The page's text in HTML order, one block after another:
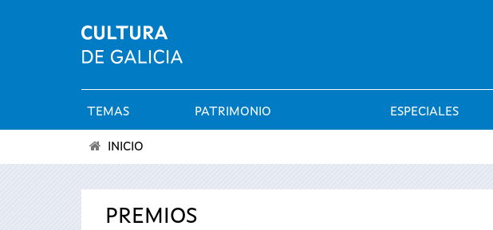
Menú
principal
TEMAS PATRIMONIO ESPECIALES
encuentra
INICIO
PREMIOS